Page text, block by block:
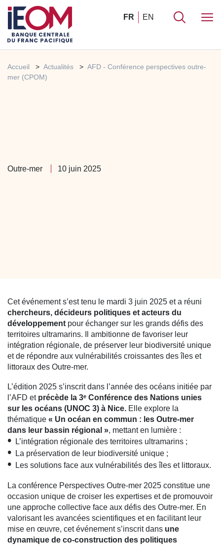
FR EN
Accueil Actualités
AFD - Conférence perspectives outre-
mer (CPOM)
Outre-mer 10 juin 2025
Cet événement s’est tenu le mardi 3 juin 2025 et a réuni
chercheurs, décideurs politiques et acteurs du
développement pour échanger sur les grands défis des
territoires ultramarins. Il ambitionne de favoriser leur
intégration régionale, de préserver leur biodiversité unique
et de répondre aux vulnérabilités croissantes des îles et
littoraux des Outre-mer.
L’édition 2025 s’inscrit dans l’année des océans initiée par
l’AFD et précède la 3ᵉ Conférence des Nations unies
sur les océans (UNOC 3) à Nice. Elle explore la
thématique « Un océan en commun : les Outre-mer
dans leur bassin régional », mettant en lumière :
L’intégration régionale des territoires ultramarins ;
La préservation de leur biodiversité unique ;
Les solutions face aux vulnérabilités des îles et littoraux.
La conférence Perspectives Outre-mer 2025 constitue une
occasion unique de croiser les expertises et de promouvoir
une approche collective face aux défis des Outre-mer. En
valorisant les avancées scientifiques et en facilitant leur
mise en œuvre, cet événement s’inscrit dans une
dynamique de co-construction des politiques